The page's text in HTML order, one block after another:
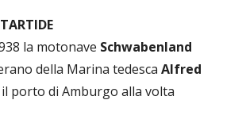
la motonave Schwabenland
della Marina tedesca Alfred
il porto di Amburgo alla volta